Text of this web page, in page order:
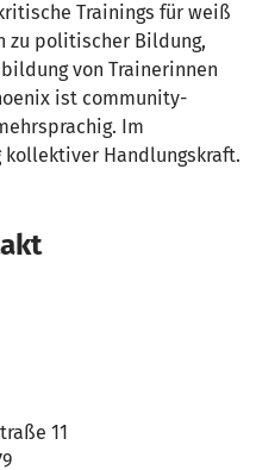
Trainings für weiß
zu politischer Bildung,
von Trainerinnen
ist community-
Im
Handlungskraft.
11